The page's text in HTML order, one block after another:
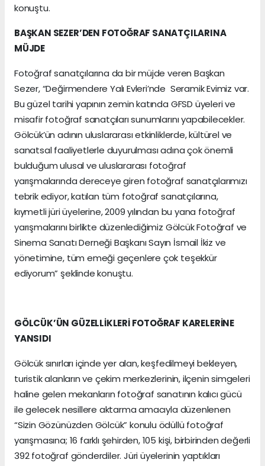
konuştu.
BAŞKAN SEZER’DEN FOTOĞRAF SANATÇILARINA
MÜJDE
Fotoğraf sanatçılarına da bir müjde veren Başkan
Sezer, “Değirmendere Yalı Evleri’nde Seramik Evimiz var.
Bu güzel tarihi yapının zemin katında GFSD üyeleri ve
misafir fotoğraf sanatçıları sunumlarını yapabilecekler.
Gölcük’ün adının uluslararası etkinliklerde, kültürel ve
sanatsal faaliyetlerle duyurulması adına çok önemli
bulduğum ulusal ve uluslararası fotoğraf
yarışmalarında dereceye giren fotoğraf sanatçılarımızı
tebrik ediyor, katılan tüm fotoğraf sanatçılarına,
kıymetli jüri üyelerine, 2009 yılından bu yana fotoğraf
yarışmalarını birlikte düzenlediğimiz Gölcük Fotoğraf ve
Sinema Sanatı Derneği Başkanı Sayın İsmail İkiz ve
yönetimine, tüm emeği geçenlere çok teşekkür
ediyorum” şeklinde konuştu.
GÖLCÜK’ÜN GÜZELLİKLERİ FOTOĞRAF KARELERİNE
YANSIDI
Gölcük sınırları içinde yer alan, keşfedilmeyi bekleyen,
turistik alanların ve çekim merkezlerinin, ilçenin simgeleri
haline gelen mekanların fotoğraf sanatının kalıcı gücü
ile gelecek nesillere aktarma amacıyla düzenlenen
“Sizin Gözünüzden Gölcük” konulu ödüllü fotoğraf
yarışmasına; 16 farklı şehirden, 105 kişi, birbirinden değerli
392 fotoğraf gönderdiler. Jüri üyelerinin yaptıkları